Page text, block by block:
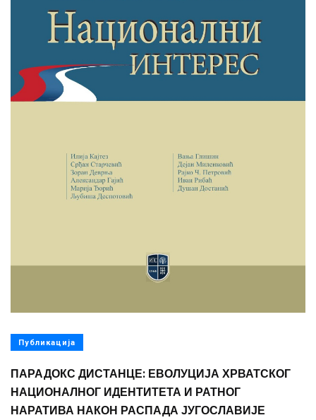
Публикација
ПАРАДОКС ДИСТАНЦЕ: ЕВОЛУЦИЈА ХРВАТСКОГ
НАЦИОНАЛНОГ ИДЕНТИТЕТА И РАТНОГ
НАРАТИВА НАКОН РАСПАДА ЈУГОСЛАВИЈЕ